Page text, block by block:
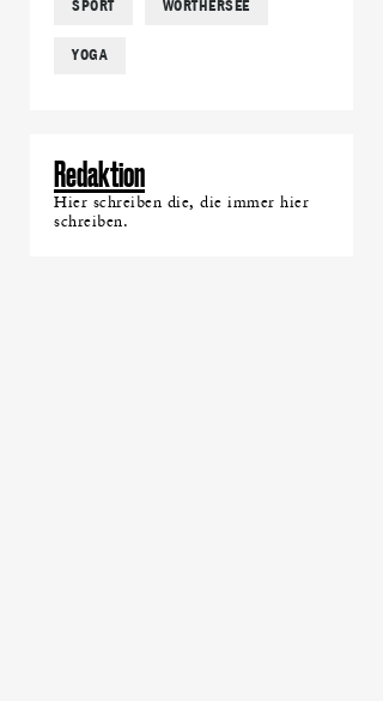
SPORT WÖRTHERSEE
YOGA
Redaktion
Hier schreiben die, die immer hier
schreiben.